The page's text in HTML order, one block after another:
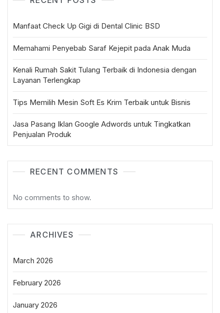
Manfaat Check Up Gigi di Dental Clinic BSD
Memahami Penyebab Saraf Kejepit pada Anak Muda
Kenali Rumah Sakit Tulang Terbaik di Indonesia dengan
Layanan Terlengkap
Tips Memilih Mesin Soft Es Krim Terbaik untuk Bisnis
Jasa Pasang Iklan Google Adwords untuk Tingkatkan
Penjualan Produk
RECENT COMMENTS
No comments to show.
ARCHIVES
March 2026
February 2026
January 2026